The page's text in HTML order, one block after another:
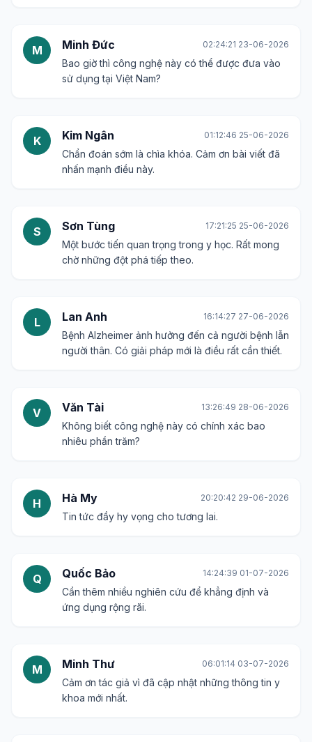
M Minh Đức 02:24:21 23-06-2026
Bao giờ thì công nghệ này có thể được đưa vào
sử dụng tại Việt Nam?
K Kim Ngân 01:12:46 25-06-2026
Chẩn đoán sớm là chìa khóa. Cảm ơn bài viết đã
nhấn mạnh điều này.
S Sơn Tùng 17:21:25 25-06-2026
Một bước tiến quan trọng trong y học. Rất mong
chờ những đột phá tiếp theo.
L Lan Anh 16:14:27 27-06-2026
Bệnh Alzheimer ảnh hưởng đến cả người bệnh lẫn
người thân. Có giải pháp mới là điều rất cần thiết.
V Văn Tài 13:26:49 28-06-2026
Không biết công nghệ này có chính xác bao
nhiêu phần trăm?
H Hà My 20:20:42 29-06-2026
Tin tức đầy hy vọng cho tương lai.
Q Quốc Bảo 14:24:39 01-07-2026
Cần thêm nhiều nghiên cứu để khẳng định và
ứng dụng rộng rãi.
M Minh Thư 06:01:14 03-07-2026
Cảm ơn tác giả vì đã cập nhật những thông tin y
khoa mới nhất.